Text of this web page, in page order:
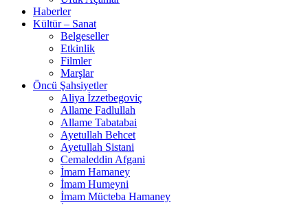
Haberler
Kültür – Sanat
Belgeseller
Etkinlik
Filmler
Marşlar
Öncü Şahsiyetler
Aliya İzzetbegoviç
Allame Fadlullah
Allame Tabatabai
Ayetullah Behcet
Ayetullah Sistani
Cemaleddin Afgani
İmam Hamaney
İmam Humeyni
İmam Mücteba Hamaney